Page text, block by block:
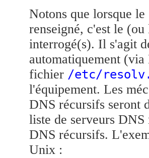
Notons que lorsque
renseigné, c'est le
interrogé(s). Il s'agit
automatiquement
fichier /etc/
l'équipement. Les
DNS récursifs seront
liste de serveurs
DNS récursifs.
Unix :